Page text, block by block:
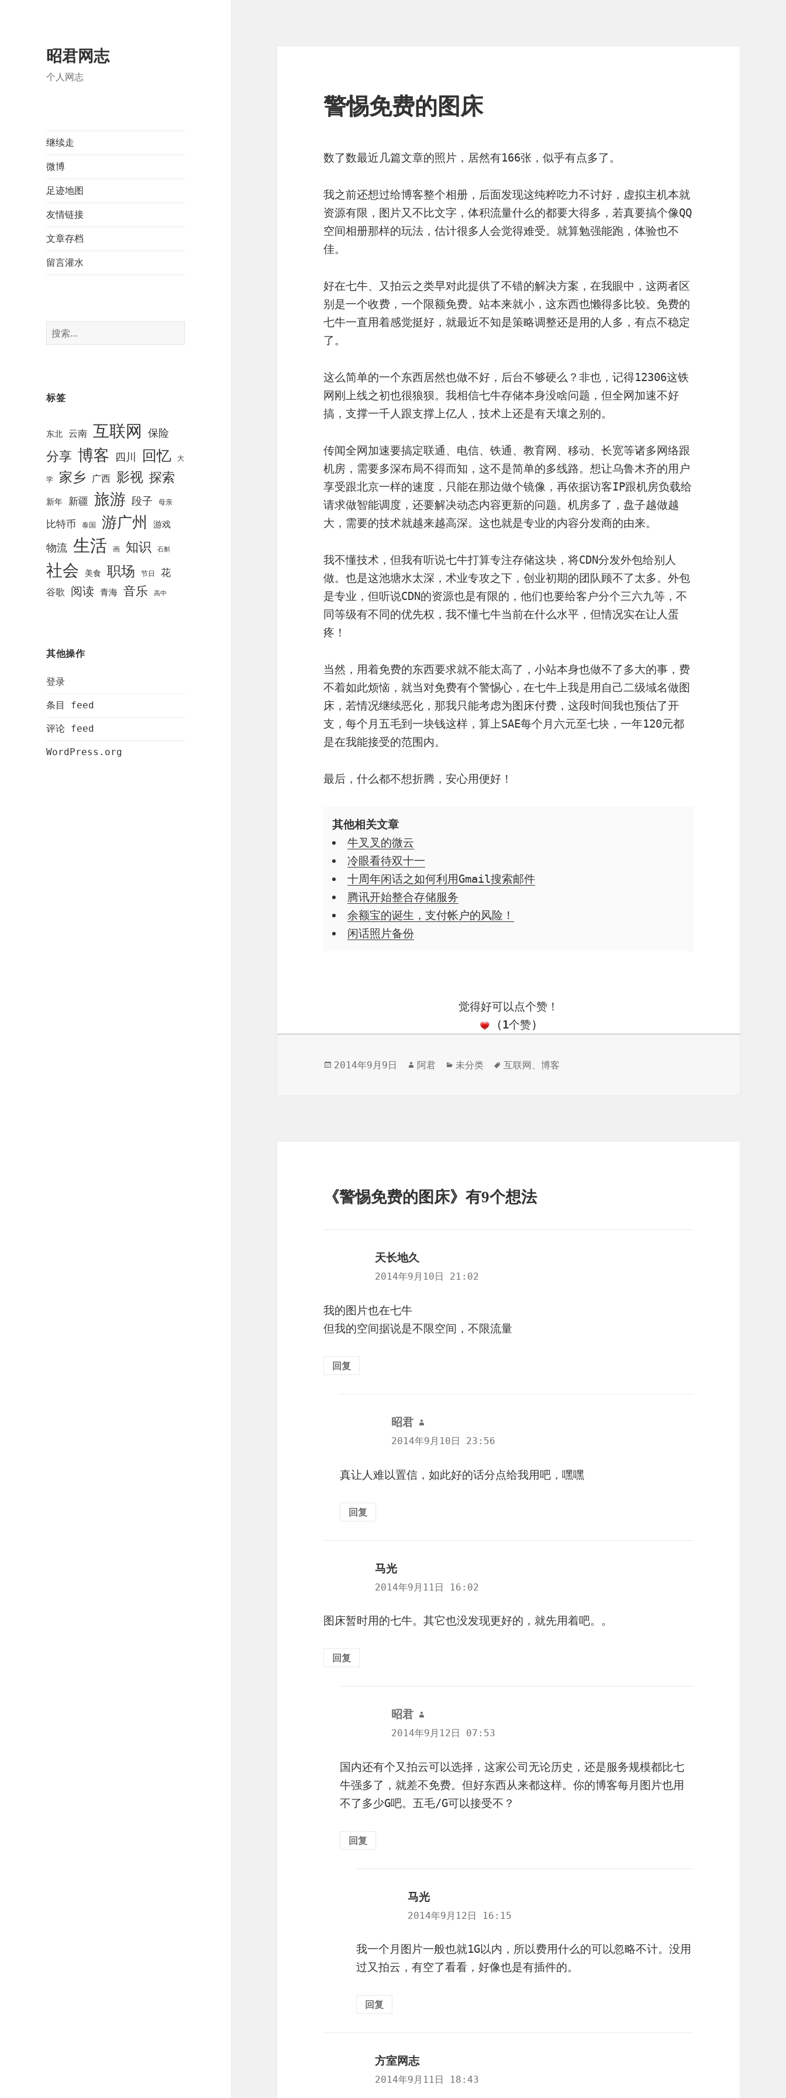
昭君网志
个人网志
继续走
微博
足迹地图
友情链接
文章存档
留言灌水
搜
索
标签
东北 云南 互联网 保险
分享 博客 四川 回忆 大
学 家乡 广西 影视 探索
新年 新疆 旅游 段子 母亲
比特币 泰国 游广州 游戏
物流 生活 画 知识 石斛
社会 美食 职场 节日
花
谷歌
阅读 青海 音乐 高中
其他操作
登录
条目 feed
评论 feed
WordPress.org
警惕免费的图床
数了数最近几篇文章的照片，居然有166张，似乎有点多了。
我之前还想过给博客整个相册，后面发现这纯粹吃力不讨好，虚拟主机本就
资源有限，图片又不比文字，体积流量什么的都要大得多，若真要搞个像QQ
空间相册那样的玩法，估计很多人会觉得难受。就算勉强能跑，体验也不
佳。
好在七牛、又拍云之类早对此提供了不错的解决方案，在我眼中，这两者区
别是一个收费，一个限额免费。站本来就小，这东西也懒得多比较。免费的
七牛一直用着感觉挺好，就最近不知是策略调整还是用的人多，有点不稳定
了。
这么简单的一个东西居然也做不好，后台不够硬么？非也，记得12306这铁
网刚上线之初也很狼狈。我相信七牛存储本身没啥问题，但全网加速不好
搞，支撑一千人跟支撑上亿人，技术上还是有天壤之别的。
传闻全网加速要搞定联通、电信、铁通、教育网、移动、长宽等诸多网络跟
机房，需要多深布局不得而知，这不是简单的多线路。想让乌鲁木齐的用户
享受跟北京一样的速度，只能在那边做个镜像，再依据访客IP跟机房负载给
请求做智能调度，还要解决动态内容更新的问题。机房多了，盘子越做越
大，需要的技术就越来越高深。这也就是专业的内容分发商的由来。
我不懂技术，但我有听说七牛打算专注存储这块，将CDN分发外包给别人
做。也是这池塘水太深，术业专攻之下，创业初期的团队顾不了太多。外包
是专业，但听说CDN的资源也是有限的，他们也要给客户分个三六九等，不
同等级有不同的优先权，我不懂七牛当前在什么水平，但情况实在让人蛋
疼！
当然，用着免费的东西要求就不能太高了，小站本身也做不了多大的事，费
不着如此烦恼，就当对免费有个警惕心，在七牛上我是用自己二级域名做图
床，若情况继续恶化，那我只能考虑为图床付费，这段时间我也预估了开
支，每个月五毛到一块钱这样，算上SAE每个月六元至七块，一年120元都
是在我能接受的范围内。
最后，什么都不想折腾，安心用便好！
其他相关文章
牛叉叉的微云
冷眼看待双十一
十周年闲话之如何利用Gmail搜索邮件
腾讯开始整合存储服务
余额宝的诞生，支付帐户的风险！
闲话照片备份
觉得好可以点个赞！
(1个赞)
发
2014年9月9日
作
阿君
分
未分类
标
互联网 、博客
《警惕免费的图床》有9个想法
天长地久
道：
2014年9月10日 21:02
我的图片也在七牛
但我的空间据说是不限空间，不限流量
回复
昭君
说
道：
2014年9月10日 23:56
真让人难以置信，如此好的话分点给我用吧，嘿嘿
回复
马光
道：
2014年9月11日 16:02
图床暂时用的七牛。其它也没发现更好的，就先用着吧。。
回复
昭君
说
道：
2014年9月12日 07:53
国内还有个又拍云可以选择，这家公司无论历史，还是服务规模都比七
牛强多了，就差不免费。但好东西从来都这样。你的博客每月图片也用
不了多少G吧。五毛/G可以接受不？
回复
马光
道：
2014年9月12日 16:15
我一个月图片一般也就1G以内，所以费用什么的可以忽略不计。没用
过又拍云，有空了看看，好像也是有插件的。
回复
方室网志
道：
2014年9月11日 18:43